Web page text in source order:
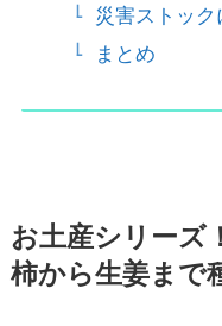
災害ストック
まとめ
お土産シリーズ
柿から生姜まで